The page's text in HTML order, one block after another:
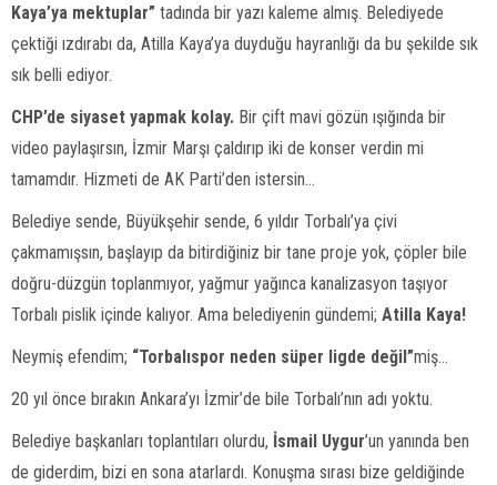
Kaya’ya mektuplar” tadında bir yazı kaleme almış. Belediyede
çektiği ızdırabı da, Atilla Kaya’ya duyduğu hayranlığı da bu şekilde sık
sık belli ediyor.
CHP’de siyaset yapmak kolay. Bir çift mavi gözün ışığında bir
video paylaşırsın, İzmir Marşı çaldırıp iki de konser verdin mi
tamamdır. Hizmeti de AK Parti’den istersin…
Belediye sende, Büyükşehir sende, 6 yıldır Torbalı’ya çivi
çakmamışsın, başlayıp da bitirdiğiniz bir tane proje yok, çöpler bile
doğru-düzgün toplanmıyor, yağmur yağınca kanalizasyon taşıyor
Torbalı pislik içinde kalıyor. Ama belediyenin gündemi; Atilla Kaya!
Neymiş efendim; “Torbalıspor neden süper ligde değil”miş…
20 yıl önce bırakın Ankara’yı İzmir’de bile Torbalı’nın adı yoktu.
Belediye başkanları toplantıları olurdu, İsmail Uygur’un yanında ben
de giderdim, bizi en sona atarlardı. Konuşma sırası bize geldiğinde